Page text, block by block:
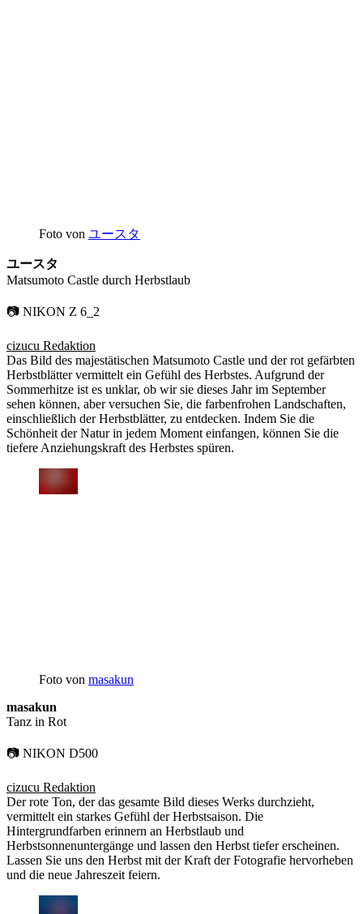
Foto von ユースタ
ユースタ
Matsumoto Castle durch Herbstlaub
📷 NIKON Z 6_2
cizucu Redaktion
Das Bild des majestätischen Matsumoto Castle und der rot gefärbten
Herbstblätter vermittelt ein Gefühl des Herbstes. Aufgrund der
Sommerhitze ist es unklar, ob wir sie dieses Jahr im September
sehen können, aber versuchen Sie, die farbenfrohen Landschaften,
einschließlich der Herbstblätter, zu entdecken. Indem Sie die
Schönheit der Natur in jedem Moment einfangen, können Sie die
tiefere Anziehungskraft des Herbstes spüren.
Foto von masakun
masakun
Tanz in Rot
📷 NIKON D500
cizucu Redaktion
Der rote Ton, der das gesamte Bild dieses Werks durchzieht,
vermittelt ein starkes Gefühl der Herbstsaison. Die
Hintergrundfarben erinnern an Herbstlaub und
Herbstsonnenuntergänge und lassen den Herbst tiefer erscheinen.
Lassen Sie uns den Herbst mit der Kraft der Fotografie hervorheben
und die neue Jahreszeit feiern.